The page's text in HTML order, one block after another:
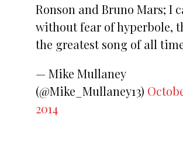
Ronson and Bruno Mars; I
without fear of hyperbole,
the greatest song of all
— Mike Mullaney
(@Mike_Mullaney13)
2014